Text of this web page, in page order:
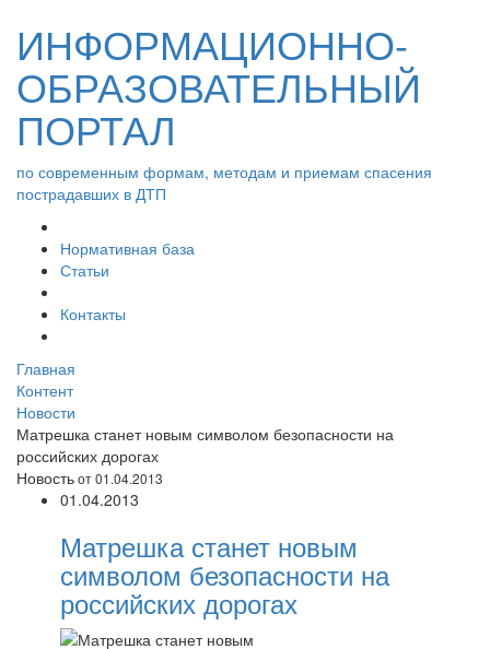
ИНФОРМАЦИОННО-
ОБРАЗОВАТЕЛЬНЫЙ
ПОРТАЛ
по современным формам, методам и приемам спасения
пострадавших в ДТП
Нормативная база
Статьи
Контакты
Главная
Контент
Новости
Матрешка станет новым символом безопасности на
российских дорогах
Новостьот 01.04.2013
01.04.2013
Матрешка станет новым
символом безопасности на
российских дорогах